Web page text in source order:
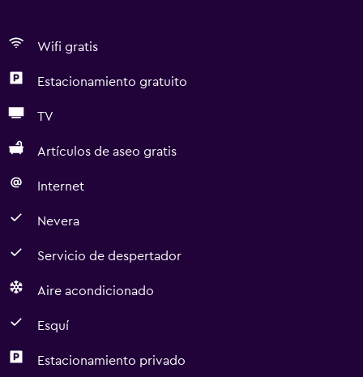
Wifi gratis
Estacionamiento gratuito
TV
Artículos de aseo gratis
Internet
Nevera
Servicio de despertador
Aire acondicionado
Esquí
Estacionamiento privado